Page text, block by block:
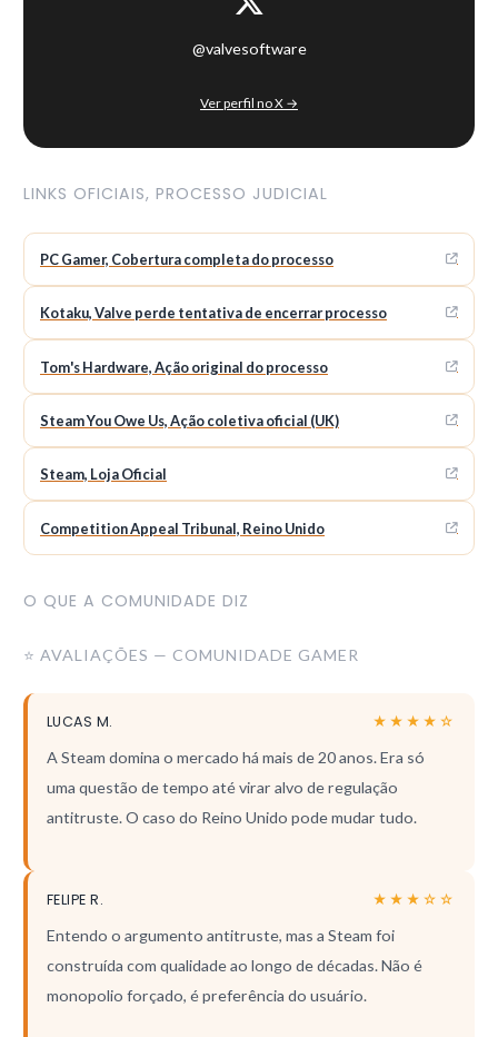
@valvesoftware
Ver perfil no X →
LINKS OFICIAIS, PROCESSO JUDICIAL
PC Gamer, Cobertura completa do processo
Kotaku, Valve perde tentativa de encerrar processo
Tom's Hardware, Ação original do processo
Steam You Owe Us, Ação coletiva oficial (UK)
Steam, Loja Oficial
Competition Appeal Tribunal, Reino Unido
O QUE A COMUNIDADE DIZ
⭐ AVALIAÇÕES — COMUNIDADE GAMER
LUCAS M. ★★★★☆
A Steam domina o mercado há mais de 20 anos. Era só
uma questão de tempo até virar alvo de regulação
antitruste. O caso do Reino Unido pode mudar tudo.
FELIPE R. ★★★☆☆
Entendo o argumento antitruste, mas a Steam foi
construída com qualidade ao longo de décadas. Não é
monopolio forçado, é preferência do usuário.